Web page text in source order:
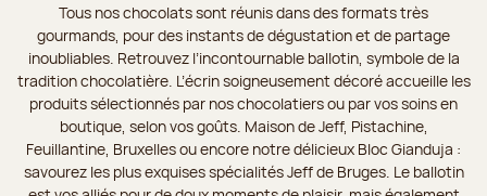
Tous nos chocolats sont réunis dans des formats très
gourmands, pour des instants de dégustation et de partage
inoubliables. Retrouvez l’incontournable ballotin, symbole de la
tradition chocolatière. L’écrin soigneusement décoré accueille les
produits sélectionnés par nos chocolatiers ou par vos soins en
boutique, selon vos goûts. Maison de Jeff, Pistachine,
Feuillantine, Bruxelles ou encore notre délicieux Bloc Gianduja :
savourez les plus exquises spécialités Jeff de Bruges. Le ballotin